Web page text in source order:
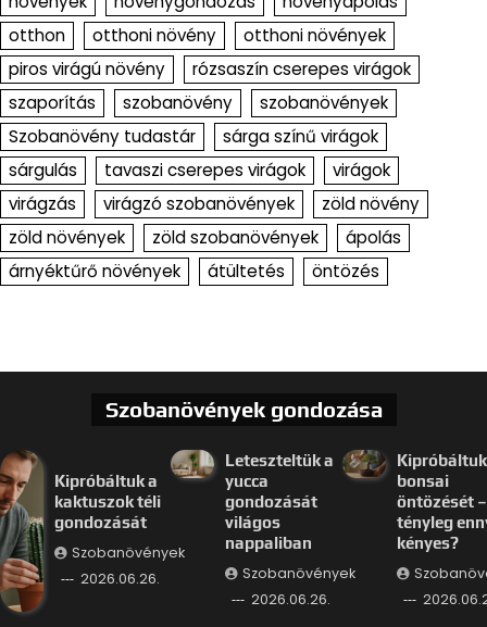
otthon
otthoni növény
otthoni növények
piros virágú növény
rózsaszín cserepes virágok
szaporítás
szobanövény
szobanövények
Szobanövény tudastár
sárga színű virágok
sárgulás
tavaszi cserepes virágok
virágok
virágzás
virágzó szobanövények
zöld növény
zöld növények
zöld szobanövények
ápolás
árnyéktűrő növények
átültetés öntözés
Szobanövények gondozása
Kipróbáltuk a
kaktuszok téli
gondozását
Szobanövények
2026.06.26.
Leteszteltük a
yucca
gondozását
világos
nappaliban
Szobanövények
2026.06.26.
bonsai
öntözését –
tényleg
kényes?